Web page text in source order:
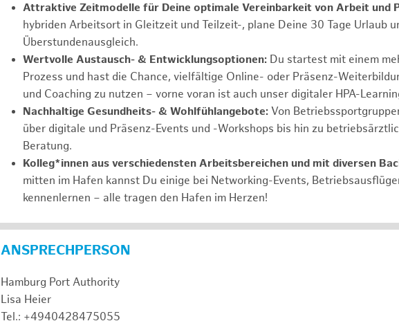
Attraktive Zeitmodelle für Deine optimale Vereinbarkeit von Arbeit und
hybriden Arbeitsort in Gleitzeit und Teilzeit-, plane Deine 30 Tage Urlaub
Überstundenausgleich.
Wertvolle Austausch- & Entwicklungsoptionen: Du startest mit einem
Prozess und hast die Chance, vielfältige Online- oder Präsenz-
und Coaching zu nutzen – vorne voran ist auch unser digitaler HPA-
Nachhaltige Gesundheits- & Wohlfühlangebote: Von
über digitale und Präsenz-Events und -Workshops bis hin zu
Beratung.
Kolleg*innen aus verschiedensten Arbeitsbereichen und mit diversen
mitten im Hafen kannst Du einige bei Networking-Events,
kennenlernen – alle tragen den Hafen im Herzen!
ANSPRECHPERSON
Hamburg Port Authority
Lisa Heier
Tel.: +4940428475055